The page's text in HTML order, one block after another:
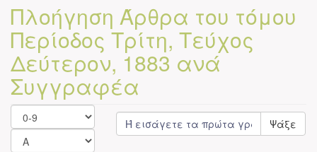
Πλοήγηση Άρθρα του τόμου
Περίοδος Τρίτη, Τεύχος
Δεύτερον, 1883 ανά
Συγγραφέα
Ψάξε